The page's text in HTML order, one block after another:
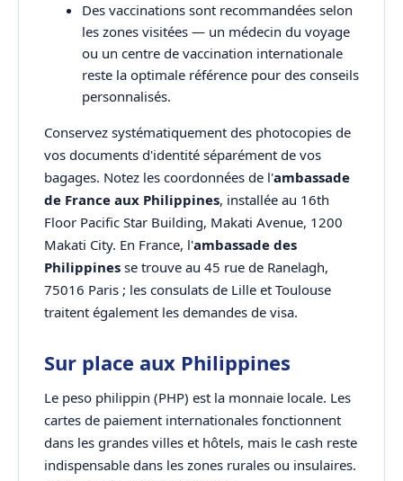
Des vaccinations sont recommandées selon
les zones visitées — un médecin du voyage
ou un centre de vaccination internationale
reste la optimale référence pour des conseils
personnalisés.
Conservez systématiquement des photocopies de
vos documents d'identité séparément de vos
bagages. Notez les coordonnées de l'ambassade
de France aux Philippines, installée au 16th
Floor Pacific Star Building, Makati Avenue, 1200
Makati City. En France, l'ambassade des
Philippines se trouve au 45 rue de Ranelagh,
75016 Paris ; les consulats de Lille et Toulouse
traitent également les demandes de visa.
Sur place aux Philippines
Le peso philippin (PHP) est la monnaie locale. Les
cartes de paiement internationales fonctionnent
dans les grandes villes et hôtels, mais le cash reste
indispensable dans les zones rurales ou insulaires.